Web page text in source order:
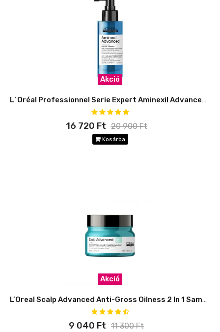
Akció
L´Oréal Professionnel Serie Expert Aminexil Advanced Szérum
16 720 Ft 20 900 Ft
Kosárba
Akció
L’Oreal Scalp Advanced Anti-Gross Oilness 2 In 1 Sampon és maszk
9 040 Ft 11 300 Ft